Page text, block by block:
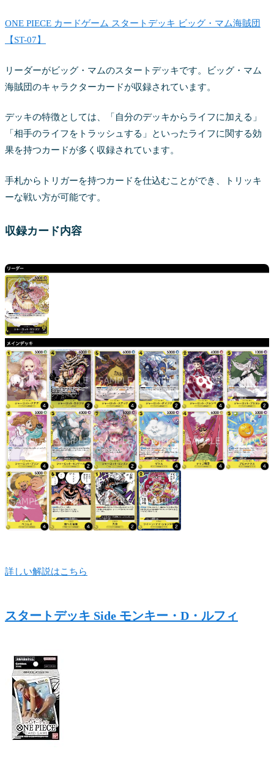
ONE PIECE カードゲーム スタートデッキ ビッグ・マム海賊団
【ST-07】
リーダーがビッグ・マムのスタートデッキです。ビッグ・マム
海賊団のキャラクターカードが収録されています。
デッキの特徴としては、「自分のデッキからライフに加える」
「相手のライフをトラッシュする」といったライフに関する効
果を持つカードが多く収録されています。
手札からトリガーを持つカードを仕込むことができ、トリッキ
ーな戦い方が可能です。
収録カード内容
詳しい解説はこちら
スタートデッキ Side モンキー・D・ルフィ